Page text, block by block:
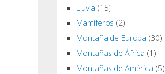
Lluvia (15)
Mamíferos (2)
Montaña de Europa (30)
Montañas de África (1)
Montañas de América (5)